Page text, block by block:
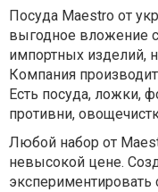
Посуда Maestro от
выгодное вложение
импортных изделий,
Компания
Есть посуда, ложки,
противни,
Любой набор от
невысокой цене.